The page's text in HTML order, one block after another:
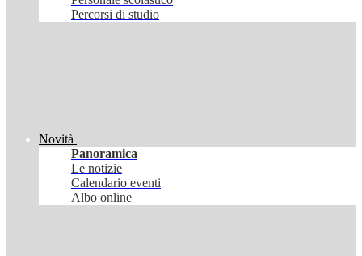
Percorsi di studio
Novità
Panoramica
Le notizie
Calendario eventi
Albo online